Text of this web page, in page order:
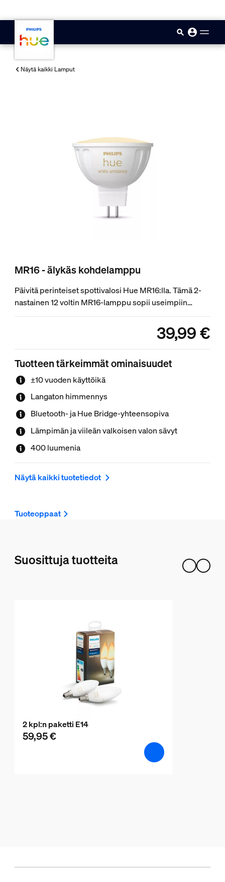
Näytä kaikki Lamput
MR16 - älykäs kohdelamppu
Päivitä perinteiset spottivalosi Hue MR16:lla. Tämä 2-
nastainen 12 voltin MR16-lamppu sopii useimpiin
olemassa oleviin liitäntöihin, ja sen avulla voit nauttia
valkoisen valon sävyistä lämpimästä viileään kaikissa
sisätiloissa. Yhteensopiva useimpien muuntajien
kanssa.¹
product.with.39,99
39,99 €
Tuotteen tärkeimmät ominaisuudet
±10 vuoden käyttöikä
Langaton himmennys
Bluetooth- ja Hue Bridge-yhteensopiva
Lämpimän ja viileän valkoisen valon sävyt
400 luumenia
Näytä kaikki tuotetiedot
Tuoteoppaat
Suosittuja tuotteita
2 kpl:n paketti E14
59,95 €